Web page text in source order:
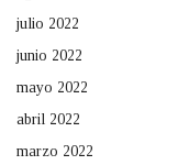
julio 2022
junio 2022
mayo 2022
abril 2022
marzo 2022